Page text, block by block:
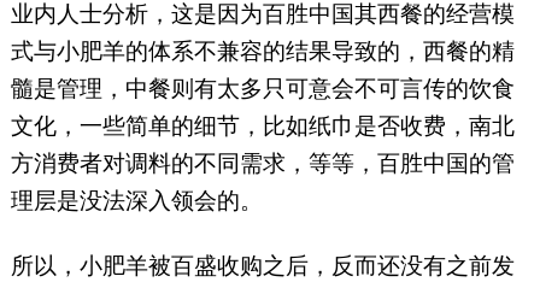
业内人士分析，这是因为百胜中国其西餐的经营模
式与小肥羊的体系不兼容的结果导致的，西餐的精
髓是管理，中餐则有太多只可意会不可言传的饮食
文化，一些简单的细节，比如纸巾是否收费，南北
方消费者对调料的不同需求，等等，百胜中国的管
理层是没法深入领会的。
所以，小肥羊被百盛收购之后，反而还没有之前发